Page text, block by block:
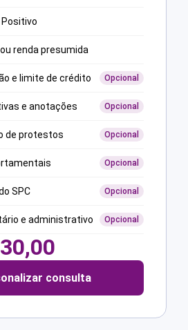
renda presumida
e limite de crédito Opcional
e anotações Opcional
de protestos Opcional
Opcional
SPC Opcional
e administrativo Opcional
30,00
consulta